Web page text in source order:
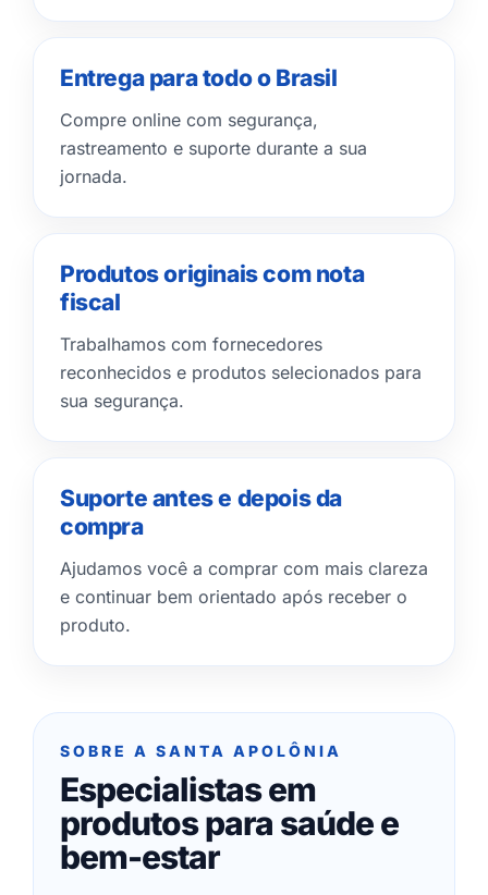
Entrega para todo o Brasil
Compre online com segurança,
rastreamento e suporte durante a sua
jornada.
Produtos originais com nota
fiscal
Trabalhamos com fornecedores
reconhecidos e produtos selecionados para
sua segurança.
Suporte antes e depois da
compra
Ajudamos você a comprar com mais clareza
e continuar bem orientado após receber o
produto.
SOBRE A SANTA APOLÔNIA
Especialistas em
produtos para saúde e
bem-estar